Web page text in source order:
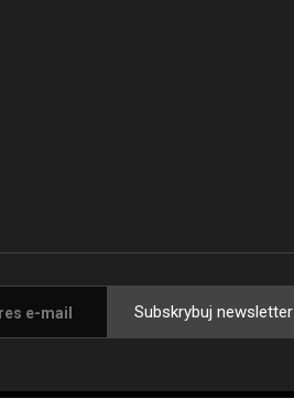
Subskrybuj newsletter